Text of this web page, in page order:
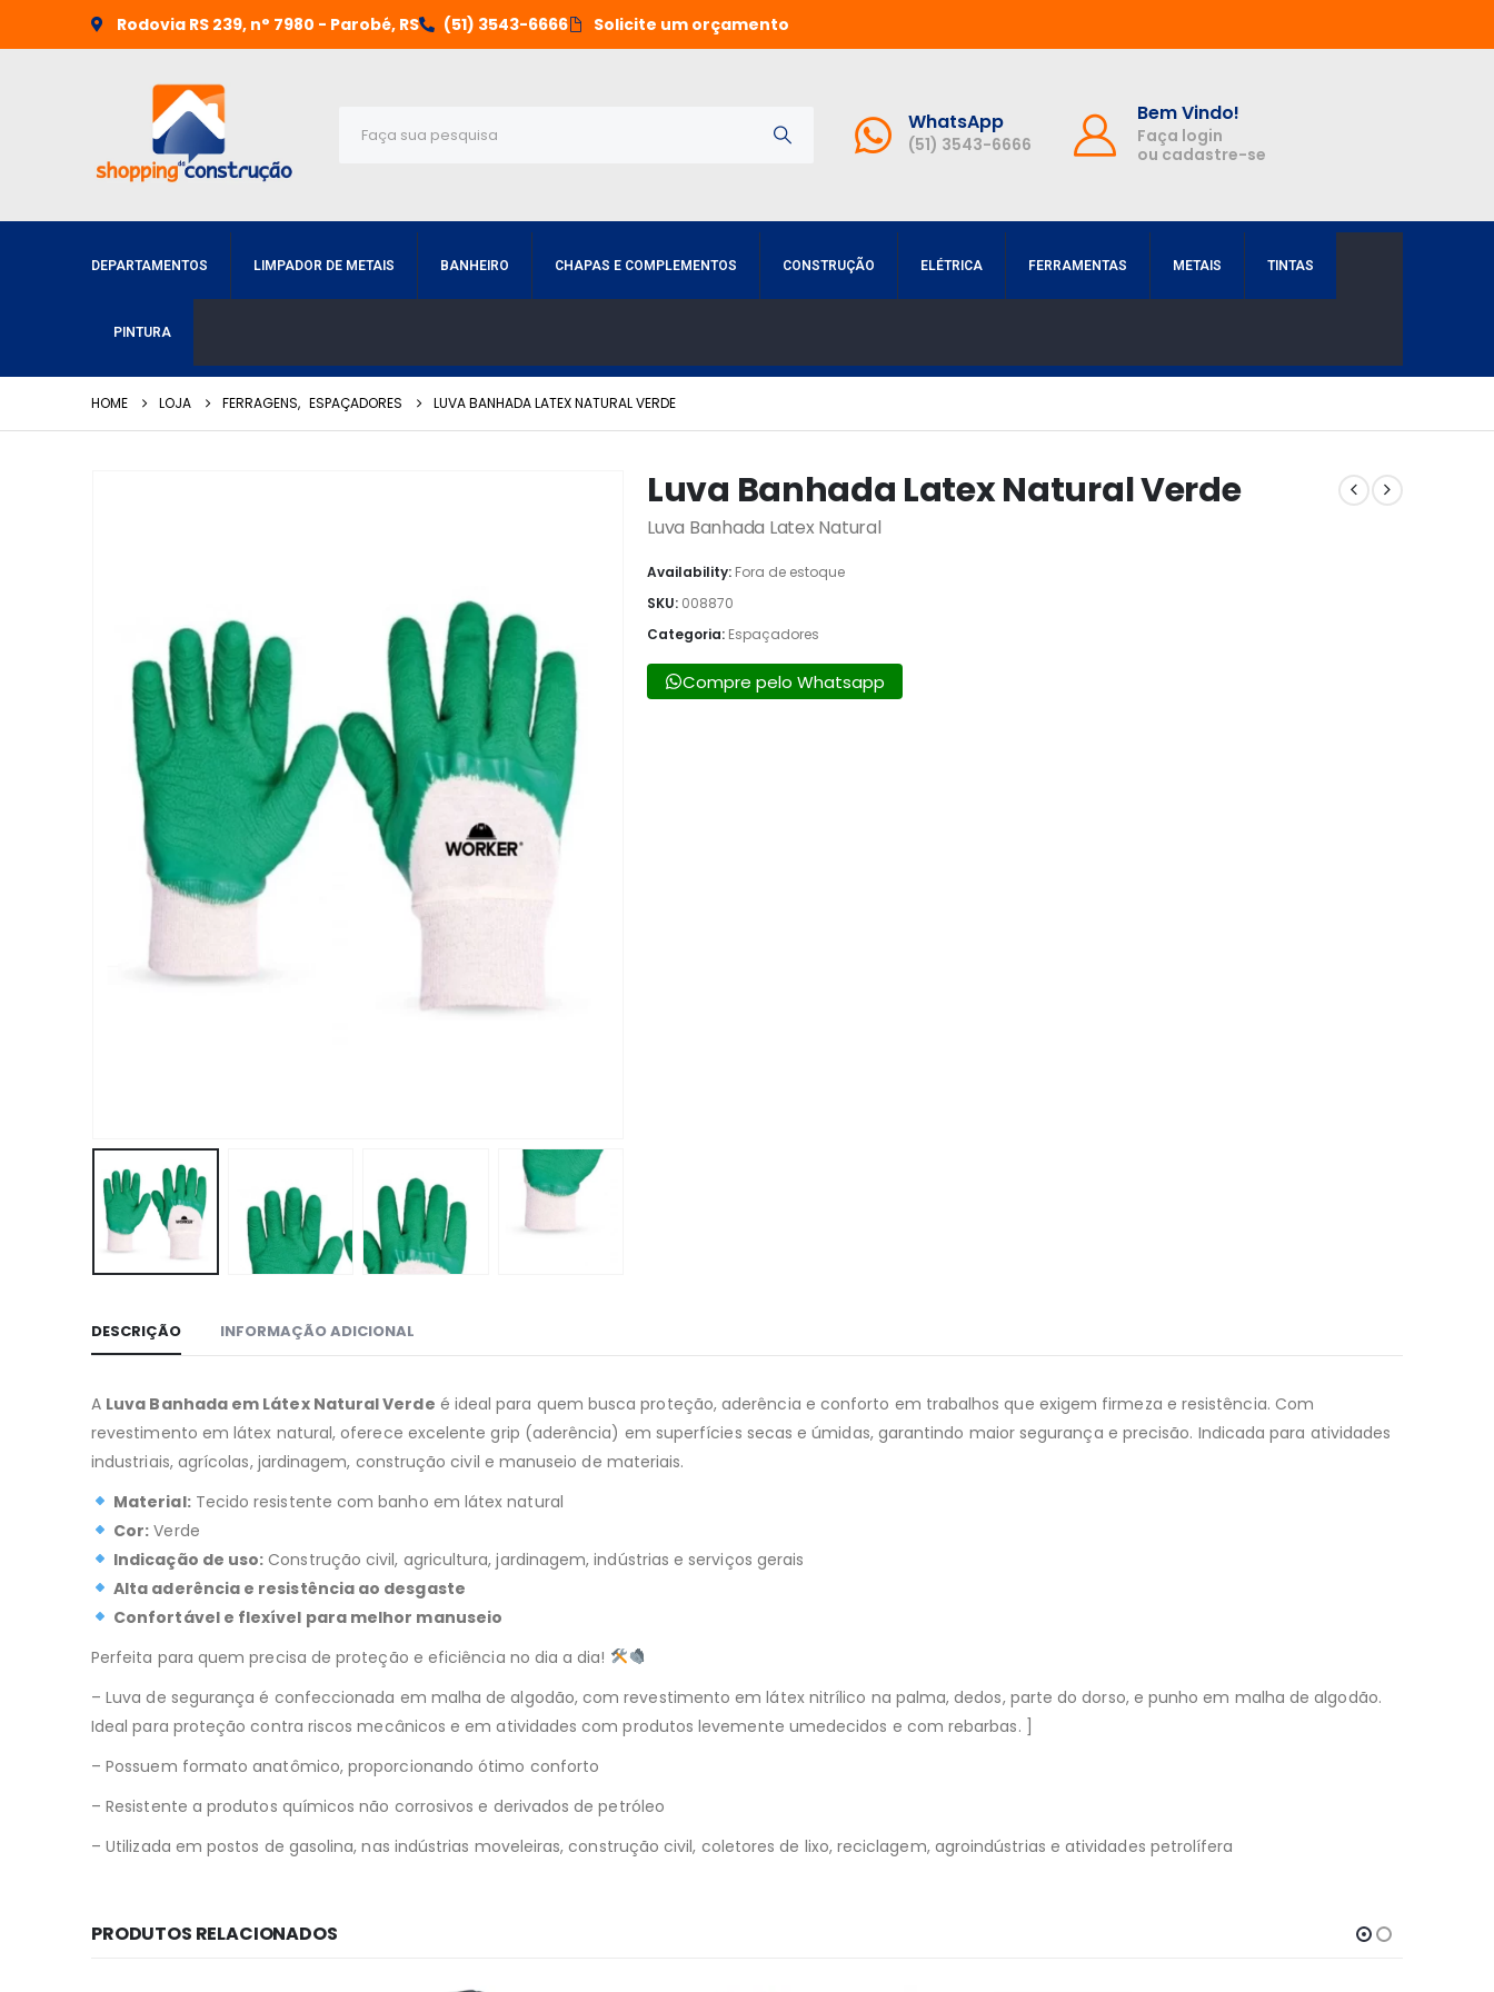
Rodovia RS 239, n° 7980 - Parobé, RS (51) 3543-6666 Solicite um orçamento
WhatsApp
(51) 3543-6666
Bem Vindo!
Faça login
ou cadastre-se
DEPARTAMENTOS LIMPADOR DE METAIS BANHEIRO CHAPAS E COMPLEMENTOS CONSTRUÇÃO ELÉTRICA FERRAMENTAS METAIS TINTAS
PINTURA
HOME LOJA FERRAGENS, ESPAÇADORES LUVA BANHADA LATEX NATURAL VERDE
Luva Banhada Latex Natural Verde
Luva Banhada Latex Natural
Availability: Fora de estoque
SKU: 008870
Categoria: Espaçadores
Compre pelo Whatsapp
DESCRIÇÃO INFORMAÇÃO ADICIONAL
A Luva Banhada em Látex Natural Verde é ideal para quem busca proteção, aderência e conforto em trabalhos que exigem firmeza e resistência. Com
revestimento em látex natural, oferece excelente grip (aderência) em superfícies secas e úmidas, garantindo maior segurança e precisão. Indicada para atividades
industriais, agrícolas, jardinagem, construção civil e manuseio de materiais.
Material:Tecido resistente com banho em látex natural
Cor: Verde
Indicação de uso: Construção civil, agricultura, jardinagem, indústrias e serviços gerais
Alta aderência e resistência ao desgaste
Confortável e flexível para melhor manuseio
Perfeita para quem precisa de proteção e eficiência no dia a dia!
– Luva de segurança é confeccionada em malha de algodão, com revestimento em látex nitrílico na palma, dedos, parte do dorso, e punho em malha de algodão.
Ideal para proteção contra riscos mecânicos e em atividades com produtos levemente umedecidos e com rebarbas. ]
– Possuem formato anatômico, proporcionando ótimo conforto
– Resistente a produtos químicos não corrosivos e derivados de petróleo
– Utilizada em postos de gasolina, nas indústrias moveleiras, construção civil, coletores de lixo, reciclagem, agroindústrias e atividades petrolífera
PRODUTOS RELACIONADOS